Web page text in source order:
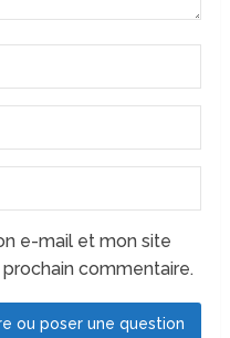
e-mail et mon site
commentaire.